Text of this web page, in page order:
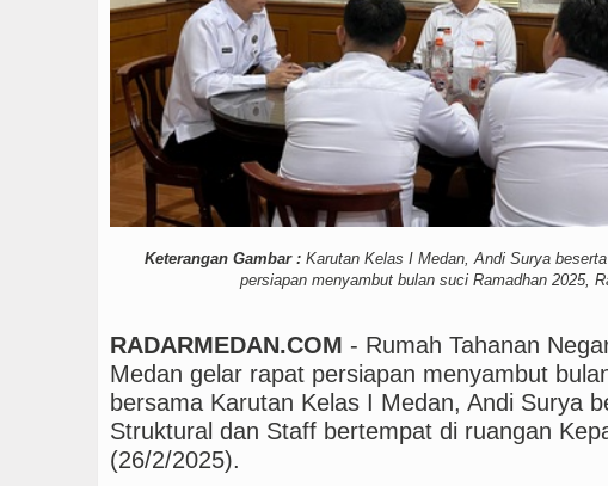
Gubsu Bobby Prioritaskan
Dugaan Penyimpangan Dana
PSG vs Manchester United
Keterangan Gambar : Karutan Kelas I Medan, Andi Surya
persiapan menyambut bulan suci Ramadhan 2025,
RADARMEDAN.COM - Rumah Tahanan
Medan gelar rapat persiapan menyambut
bersama Karutan Kelas I Medan, Andi Surya
Struktural dan Staff bertempat di ruangan
(26/2/2025).